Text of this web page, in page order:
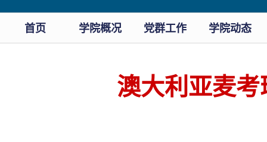
首页 学院概况 党群工作 学院动态
澳大利亚麦